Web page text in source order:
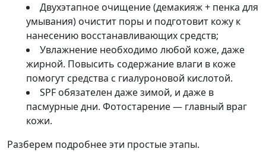
Двухэтапное очищение (демакияж + пенка для
умывания) очистит поры и подготовит кожу к
нанесению восстанавливающих средств;
Увлажнение необходимо любой коже, даже
жирной. Повысить содержание влаги в коже
помогут средства с гиалуроновой кислотой.
SPF обязателен даже зимой, и даже в
пасмурные дни. Фотостарение — главный враг
кожи.
Разберем подробнее эти простые этапы.